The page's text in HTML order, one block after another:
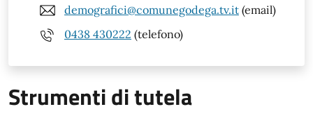
demografici@comunegodega.tv.it (email)
0438 430222 (telefono)
Strumenti di tutela